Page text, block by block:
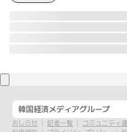
韓国経済メディアグループ
おしらせ 記者一覧
コミュニティ